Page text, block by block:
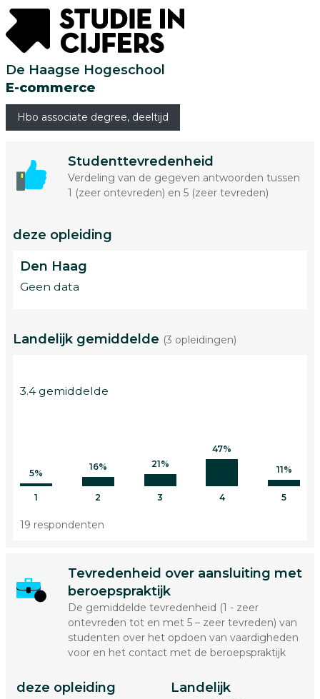
De Haagse Hogeschool
E-commerce
Hbo associate degree, deeltijd
Studenttevredenheid
Verdeling van de gegeven antwoorden tussen
1 (zeer ontevreden) en 5 (zeer tevreden)
deze opleiding
Den Haag
Geen data
Landelijk gemiddelde (3 opleidingen)
3.4 gemiddelde
5%
1
16%
2
21%
3
47%
4
11%
5
19 respondenten
Tevredenheid over aansluiting met
beroepspraktijk
De gemiddelde tevredenheid (1 - zeer
ontevreden tot en met 5 – zeer tevreden) van
studenten over het opdoen van vaardigheden
voor en het contact met de beroepspraktijk
deze opleiding
Landelijk